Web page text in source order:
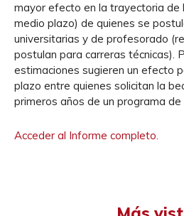
mayor efecto en la trayectoria de
medio plazo) de quienes se
universitarias y de profesorado
postulan para carreras técnicas).
estimaciones sugieren un efecto
plazo entre quienes solicitan la
primeros años de un programa de
Acceder al Informe completo.